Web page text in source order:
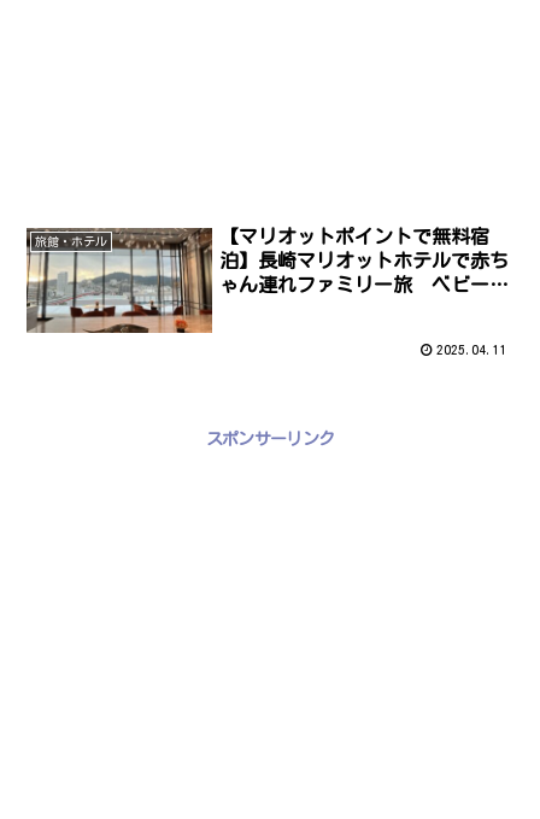
旅館・ホテル
【マリオットポイントで無料宿
泊】長崎マリオットホテルで赤ち
ゃん連れファミリー旅 ベビーベ
2025.04.11
スポンサーリンク